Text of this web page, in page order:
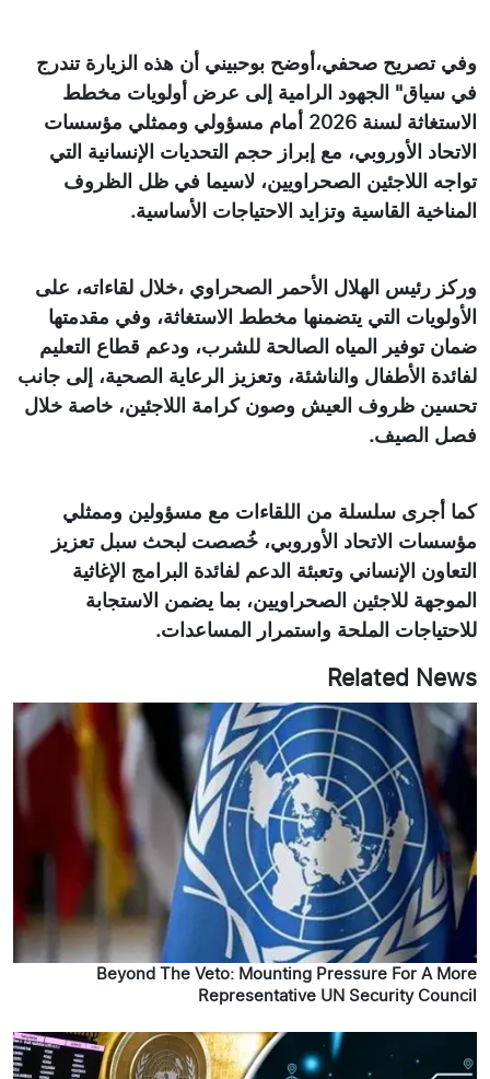
وفي تصريح صحفي،أوضح بوحبيني أن هذه الزيارة تندرج
في سياق" الجهود الرامية إلى عرض أولويات مخطط
الاستغاثة لسنة 2026 أمام مسؤولي وممثلي مؤسسات
الاتحاد الأوروبي، مع إبراز حجم التحديات الإنسانية التي
تواجه اللاجئين الصحراويين، لاسيما في ظل الظروف
المناخية القاسية وتزايد الاحتياجات الأساسية.
وركز رئيس الهلال الأحمر الصحراوي ،خلال لقاءاته، على
الأولويات التي يتضمنها مخطط الاستغاثة، وفي مقدمتها
ضمان توفير المياه الصالحة للشرب، ودعم قطاع التعليم
لفائدة الأطفال والناشئة، وتعزيز الرعاية الصحية، إلى جانب
تحسين ظروف العيش وصون كرامة اللاجئين، خاصة خلال
فصل الصيف.
كما أجرى سلسلة من اللقاءات مع مسؤولين وممثلي
مؤسسات الاتحاد الأوروبي، خُصصت لبحث سبل تعزيز
التعاون الإنساني وتعبئة الدعم لفائدة البرامج الإغاثية
الموجهة للاجئين الصحراويين، بما يضمن الاستجابة
للاحتياجات الملحة واستمرار المساعدات.
Related News
Beyond The Veto: Mounting Pressure For A More
Representative UN Security Council